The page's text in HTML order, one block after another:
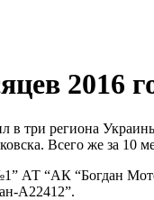
2016
в три региона
Всего же за 10
АТ “АК “Богдан
А22412”.